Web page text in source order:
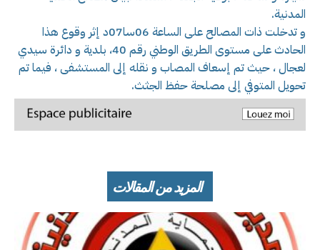
المدنية.
و تدخلت ذات المصالح على الساعة 06سا07د إثر وقوع هذا
الحادث على مستوى الطريق الوطني رقم 40، بلدية و دائرة سيدي
لعجال ، حيث تم إسعاف المصاب و نقله إلى المستشفى ، فيما تم
تحويل المتوفي إلى مصلحة حفظ الجثث.
المزيد من المقالات